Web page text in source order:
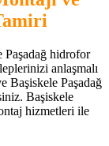
Paşadağ hidrofor
anlaşmalı
Başiskele Paşadağ
Başiskele
hizmetleri ile